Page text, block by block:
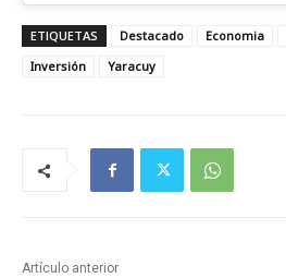
ETIQUETAS Destacado Economia
Inversión
Yaracuy
Artículo anterior